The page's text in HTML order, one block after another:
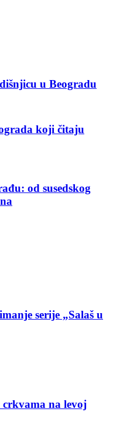
u Beogradu
koji čitaju
od susedskog
serije „Salaš u
crkvama na levoj